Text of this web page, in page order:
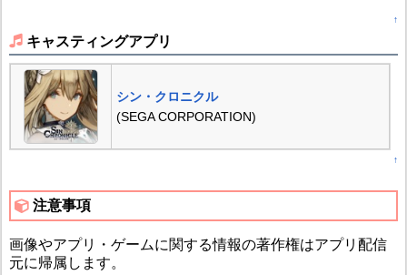
↑
キャスティングアプリ
シン・クロニクル
(SEGA CORPORATION)
↑
注意事項
画像やアプリ・ゲームに関する情報の著作権はアプリ配信
元に帰属します。